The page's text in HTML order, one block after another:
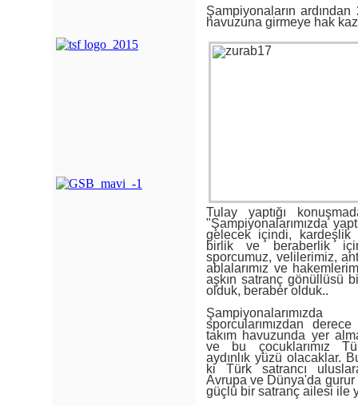
Şampiyonaların
havuzuna girmeye hak
Tulay yaptığı
"Şampiyonalarımızda
gelecek içindi, kardeşlik
birlik ve beraberlik
sporcumuz, velilerimiz,
ablalarımız ve
aşkın satranç gönüllüsü
olduk, beraber olduk..
sporcularımızdan
takım havuzunda yer
ve bu çocuklarımız
aydınlık yüzü olacaklar.
ki Türk satrancı
Avrupa ve Dünya'da
güçlü bir satranç ailesi ile